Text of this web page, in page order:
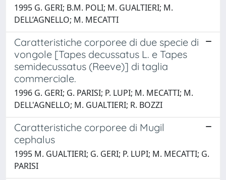
1995 G. GERI; B.M. POLI; M. GUALTIERI; M.
DELL’AGNELLO; M. MECATTI
Caratteristiche corporee di due specie di
vongole [Tapes decussatus L. e Tapes
semidecussatus (Reeve)] di taglia
commerciale.
1996 G. GERI; G. PARISI; P. LUPI; M. MECATTI; M.
DELL'AGNELLO; M. GUALTIERI; R. BOZZI
Caratteristiche corporee di Mugil
cephalus
1995 M. GUALTIERI; G. GERI; P. LUPI; M. MECATTI; G.
PARISI